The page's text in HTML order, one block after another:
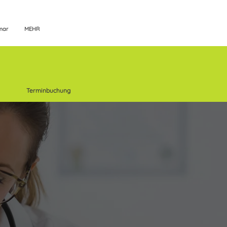
MEHR
Terminbuchung